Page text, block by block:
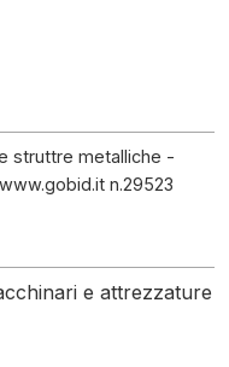
struttre metalliche -
n.29523
e attrezzature